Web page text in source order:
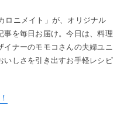
ロニメイト」が、オリジナル
事を毎日お届け。今日は、料理
ナーのモモコさんの夫婦ユニ
いしさを引き出すお手軽レシピ